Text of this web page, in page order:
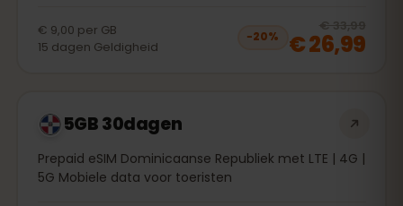
€ 9,00 per GB
15 dagen Geldigheid
−20%
€ 33,99
€ 26,99
5GB 30dagen
Prepaid eSIM Dominicaanse Republiek met LTE | 4G |
5G Mobiele data voor toeristen